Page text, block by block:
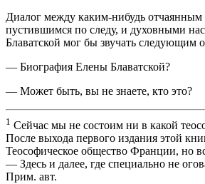
Диалог между каким-нибудь отчаянным
пустившимся по следу, и духовными
Блаватской мог бы звучать следующим
— Биография Елены Блаватской?
— Может быть, вы не знаете, кто это?
1 Сейчас мы не состоим ни в какой
После выхода первого издания этой
Теософическое общество Франции, но
— Здесь и далее, где специально не
Прим. авт.